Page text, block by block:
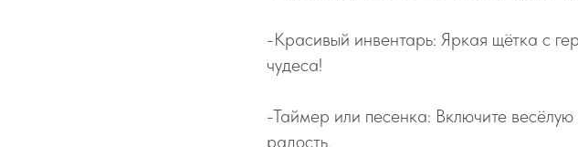
-Красивый инвентарь: Яркая щётка с
чудеса!
-Таймер или песенка: Включите
радость.